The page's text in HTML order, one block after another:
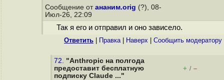
Сообщение от ананим.orig (?), 08-
Июл-26, 22:09
Так я его и отправил и оно зависело.
Ответить Правка| Наверх Cообщить модератору
72. "Anthropic на полгода
предоставит бесплатную
подписку Claude ..."
+ / –